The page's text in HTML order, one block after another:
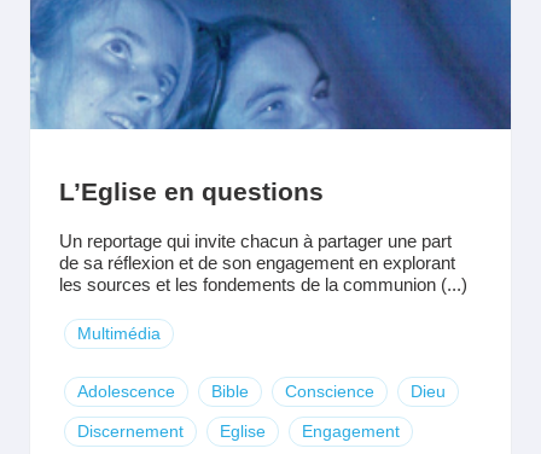
L’Eglise en questions
Un reportage qui invite chacun à partager une part
de sa réflexion et de son engagement en explorant
les sources et les fondements de la communion (...)
Multimédia
Adolescence Bible Conscience Dieu
Discernement Eglise Engagement